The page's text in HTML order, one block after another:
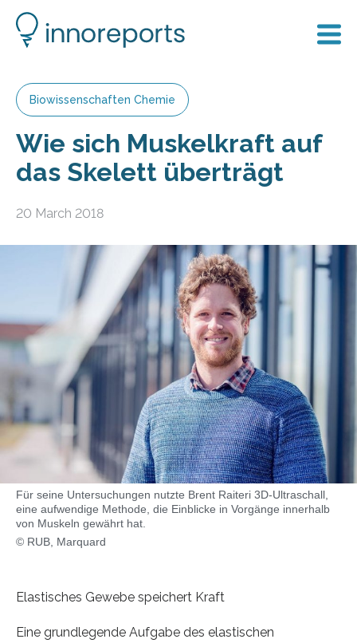
Biowissenschaften Chemie
Wie sich Muskelkraft auf
das Skelett überträgt
20 March 2018
Für seine Untersuchungen nutzte Brent Raiteri 3D-Ultraschall,
eine aufwendige Methode, die Einblicke in Vorgänge innerhalb
von Muskeln gewährt hat.
© RUB, Marquard
Elastisches Gewebe speichert Kraft
Eine grundlegende Aufgabe des elastischen